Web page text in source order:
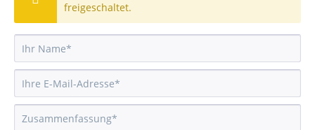
freigeschaltet.